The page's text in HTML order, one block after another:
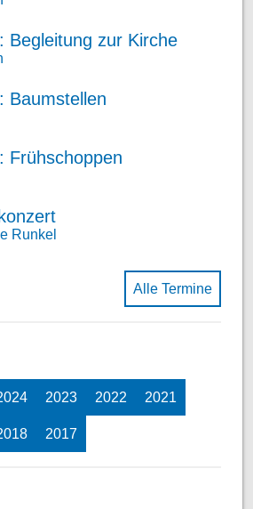
Begleitung zur Kirche
Baumstellen
Frühschoppen
Runkel
Alle Termine
2023 2022 2021
2017